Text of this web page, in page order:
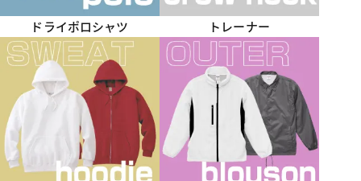
ドライポロシャツ トレーナー